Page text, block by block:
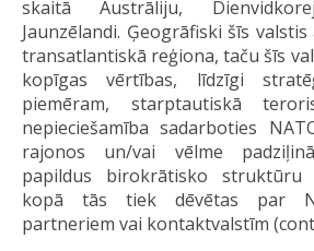
skaitā Austrāliju,
Jaunzēlandi. Ģeogrāfiski šīs
transatlantiskā reģiona, taču šīs
kopīgas vērtības, līdzīgi
piemēram, starptautiskā
nepieciešamība sadarboties
rajonos un/vai vēlme
papildus birokrātisko struktūru
kopā tās tiek dēvētas par
partneriem vai kontaktvalstīm